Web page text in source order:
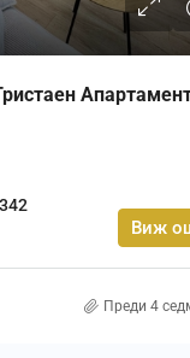
Виж
Преди 4